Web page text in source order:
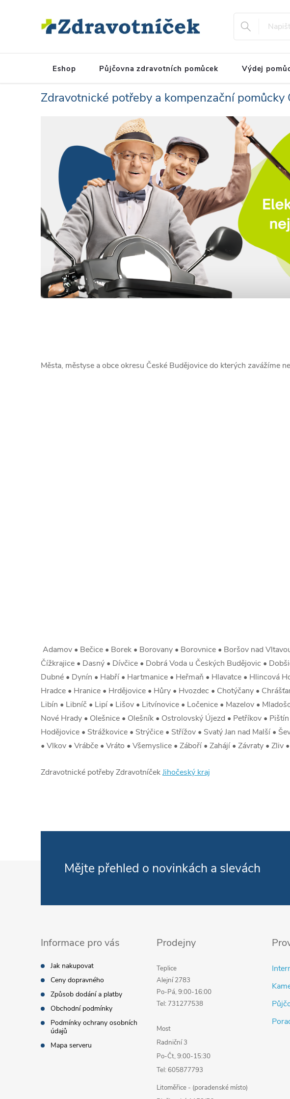
Eshop Půjčovna zdravotních pomůcek Výdej
Zdravotnické potřeby a kompenzační pomůcky
Města, městyse a obce okresu České Budějovice do kterých zavážíme
Adamov • Bečice • Borek • Borovany • Borovnice • Boršov nad
Čížkrajice • Dasný • Dívčice • Dobrá Voda u Českých Budějovic •
Dubné • Dynín • Habří • Hartmanice • Heřmaň • Hlavatce • Hlincová
Hradce • Hranice • Hrdějovice • Hůry • Hvozdec • Chotýčany •
Libín • Libníč • Lipí • Lišov • Litvínovice • Ločenice • Mazelov •
Nové Hrady • Olešnice • Olešník • Ostrolovský Újezd • Petříkov •
Hodějovice • Strážkovice • Strýčice • Střížov • Svatý Jan nad Malší •
• Vlkov • Vrábče • Vráto • Všemyslice • Záboří • Zahájí • Závraty • Zliv
Zdravotnické potřeby ZdravotníčekJihočeský kraj
Mějte přehled o novinkách a slevách
Informace pro vás
Jak nakupovat
Ceny dopravného
Způsob dodání a platby
Obchodní podmínky
Podmínky ochrany osobních
údajů
Mapa serveru
Prodejny
Teplice
Alejní 2783
Po-Pá, 9:00-16:00
Tel: 731277538
Most
Radniční 3
Po-Čt, 9:00-15:30
Tel: 605877793
Litoměřice - (poradenské místo)